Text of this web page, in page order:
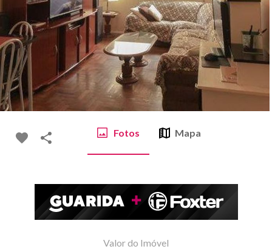
Fotos Mapa
Valor do Imóvel